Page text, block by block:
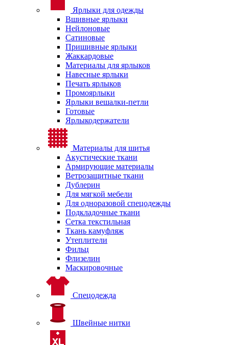
Ярлыки для одежды
Вшивные ярлыки
Нейлоновые
Сатиновые
Пришивные ярлыки
Жаккардовые
Материалы для ярлыков
Навесные ярлыки
Печать ярлыков
Промоярлыки
Ярлыки вешалки-петли
Готовые
Ярлыкодержатели
Материалы для шитья
Акустические ткани
Армирующие материалы
Ветрозащитные ткани
Дублерин
Для мягкой мебели
Для одноразовой спецодежды
Подкладочные ткани
Сетка текстильная
Ткань камуфляж
Утеплители
Фильц
Флизелин
Маскировочные
Спецодежда
Швейные нитки